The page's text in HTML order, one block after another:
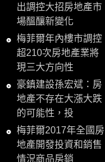
出調控大招房地產市
場醞釀新變化
梅菲爾年內樓市調控
超210次房地產業將
現三大方向性
豪鎮建設孫宏斌：房
地產不存在大漲大跌
的可能性，投
梅菲爾2017年全國房
地產開發投資和銷售
情況商品房銷